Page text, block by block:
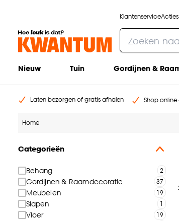
Klantenservice
Nieuw Tuin Gordijnen &
Laten bezorgen of gratis afhalen Shop online
Home
Categorieën
Behang
Gordijnen & Raamdecoratie
Meubelen
Slapen
Vloer